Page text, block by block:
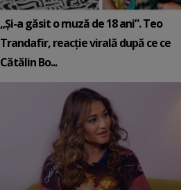
„Și-a găsit o muză de 18 ani”. Teo
Trandafir, reacție virală după ce ce
Cătălin Bo...